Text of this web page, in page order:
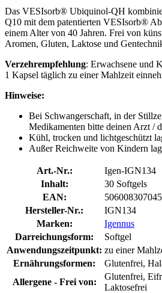
Das VESIsorb® Ubiquinol-QH
Q10 mit dem patentierten VESIsorb®
einem Alter von 40 Jahren. Frei von
Aromen, Gluten, Laktose und
Verzehrempfehlung: Erwachsene und
1 Kapsel täglich zu einer Mahlzeit
Hinweise:
Bei Schwangerschaft, in der
Medikamenten bitte deinen Arzt /
Kühl, trocken und lichtgeschützt
Außer Reichweite von Kindern
Art.-Nr.:
Igen-IGN134
Inhalt:
30 Softgels
EAN:
Hersteller-Nr.:
IGN134
Marken:
Igennus
Darreichungsform:
Softgel
Anwendungszeitpunkt: zu einer
Ernährungsformen:
Glutenfrei,
Allergene - Frei von:
Glutenfrei,
Laktosefrei